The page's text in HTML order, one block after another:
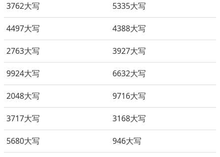
3762大写 5335大写
4497大写 4388大写
2763大写 3927大写
9924大写 6632大写
2048大写 9716大写
3717大写 3168大写
5680大写 946大写